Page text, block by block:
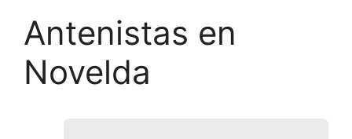
Antenistas en
Novelda